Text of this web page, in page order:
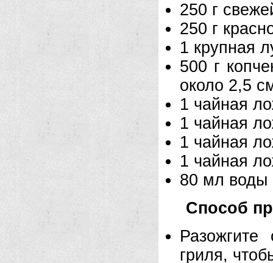
250 г
250 г
1 крупная
500 г
около 2,5
1 чайная
1 чайная
1 чайная
1 чайная
80 мл воды
Способ
гриля,